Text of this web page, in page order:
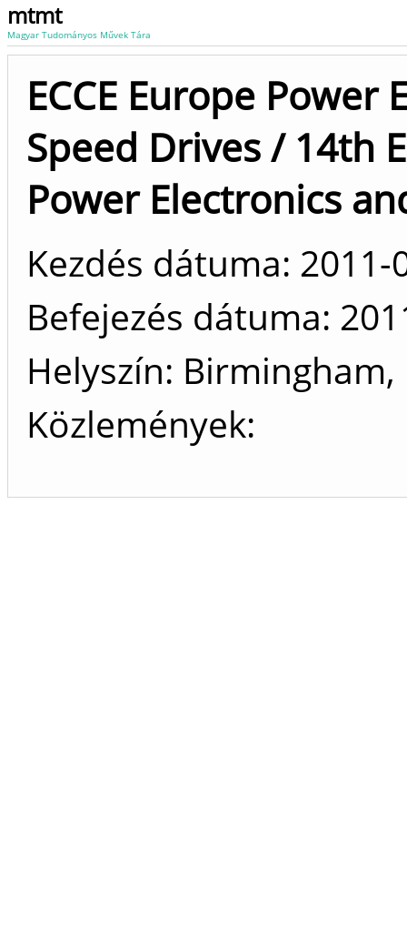
mtmt
Magyar Tudományos Művek Tára
ECCE Europe
Speed Drives / 14th
Power Electronics
Kezdés dátuma: 2011-
Befejezés dátuma:
Helyszín Birmingham,
Közlemények